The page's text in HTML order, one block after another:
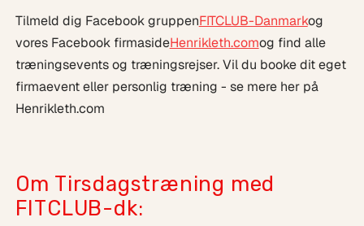
Tilmeld dig Facebook gruppenFITCLUB-Danmarkog
vores Facebook firmasideHenrikleth.comog find alle
træningsevents og træningsrejser. Vil du booke dit eget
firmaevent eller personlig træning - se mere her på
Henrikleth.com
Om Tirsdagstræning med
FITCLUB-dk: